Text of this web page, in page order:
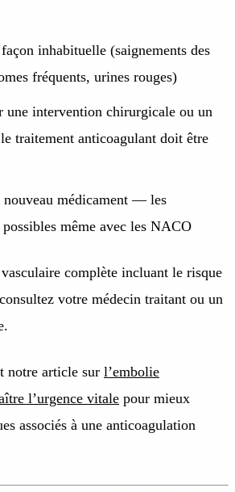
inhabituelle (saignements des
fréquents, urines rouges)
une intervention chirurgicale ou un
traitement anticoagulant doit être
nouveau médicament — les
même avec les NACO
complète incluant le risque
votre médecin traitant ou un
notre article sur l’embolie
l’urgence vitale pour mieux
associés à une anticoagulation